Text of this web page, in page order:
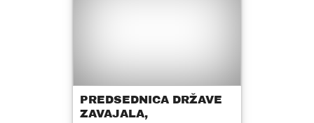
PREDSEDNICA DRŽAVE
ZAVAJALA,